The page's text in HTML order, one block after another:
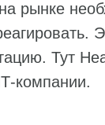
рынке
Тут
компании.